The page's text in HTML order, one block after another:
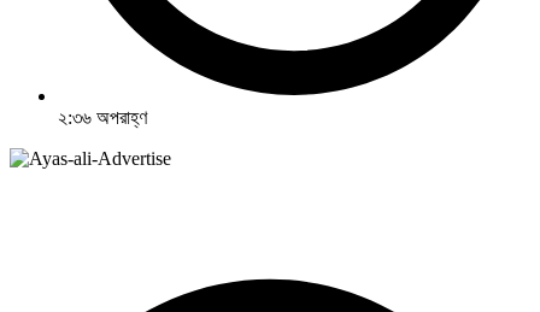
২:৩৬ অপরাহ্ণ